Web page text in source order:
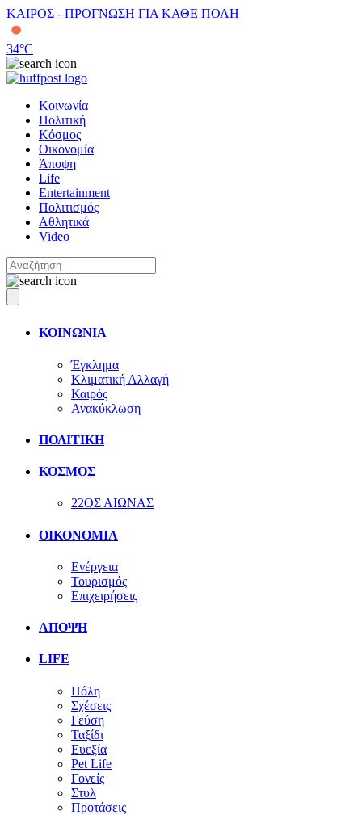
ΚΑΙΡΟΣ - ΠΡΟΓΝΩΣΗ ΓΙΑ ΚΑΘΕ ΠΟΛΗ
34°C
Κοινωνία
Πολιτική
Κόσμος
Οικονομία
Άποψη
Life
Entertainment
Πολιτισμός
Αθλητικά
Video
ΚΟΙΝΩΝΙΑ
Έγκλημα
Κλιματική Αλλαγή
Καιρός
Ανακύκλωση
ΠΟΛΙΤΙΚΗ
ΚΟΣΜΟΣ
22ΟΣ ΑΙΩΝΑΣ
ΟΙΚΟΝΟΜΙΑ
Ενέργεια
Τουρισμός
Επιχειρήσεις
ΑΠΟΨΗ
LIFE
Πόλη
Σχέσεις
Γεύση
Ταξίδι
Ευεξία
Pet Life
Γονείς
Στυλ
Προτάσεις